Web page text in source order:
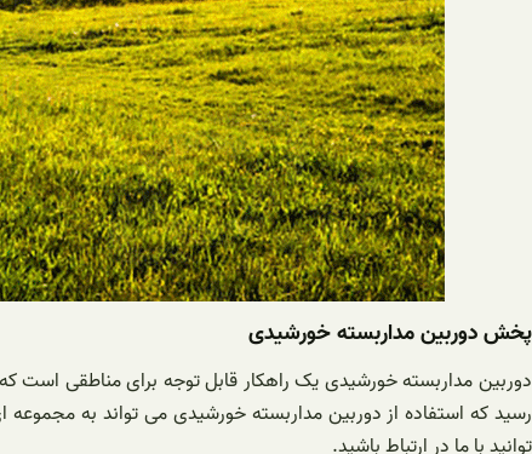
پخش دوربین مداربسته خورشیدی
دوربین مداربسته خورشیدی یک راهکار قابل توجه برای مناطقی است که
رسید که استفاده از دوربین مداربسته خورشیدی می تواند به
توانید با ما در ارتباط باشید.